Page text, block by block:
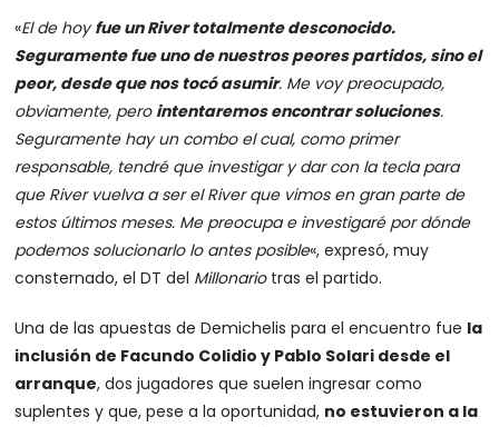
«El de hoyfue un River totalmente desconocido.
Seguramente fue uno de nuestros peores partidos, sino el
peor, desde que nos tocó asumir. Me voy preocupado,
obviamente, pero intentaremos encontrar soluciones.
Seguramente hay un combo el cual, como primer
responsable, tendré que investigar y dar con la tecla para
que River vuelva a ser el River que vimos en gran parte de
estos últimos meses. Me preocupa e investigaré por dónde
podemos solucionarlo lo antes posible«, expresó, muy
consternado, el DT del Millonariotras el partido.
Una de las apuestas de Demichelis para el encuentro fue la
inclusión de Facundo Colidio y Pablo Solari desde el
arranque, dos jugadores que suelen ingresar como
suplentes y que, pese a la oportunidad, no estuvieron a la